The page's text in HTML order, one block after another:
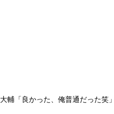
大輔「良かった、俺普通だった笑」